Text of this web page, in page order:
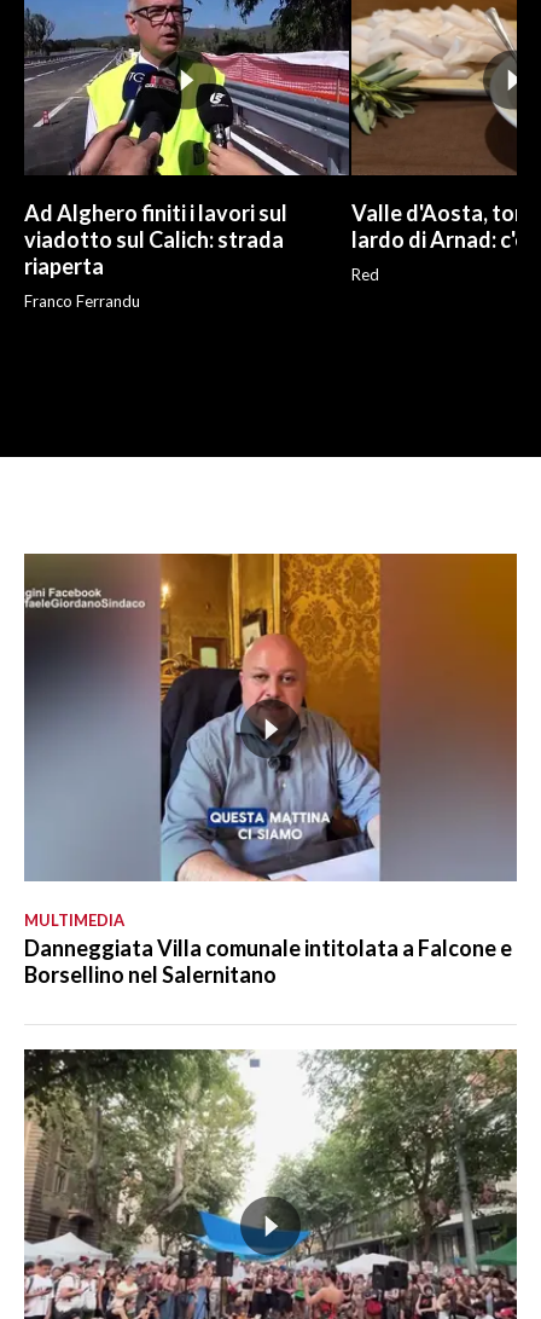
Ad Alghero finiti i lavori sul
viadotto sul Calich: strada
riaperta
Franco Ferrandu
Valle d'Aosta,
lardo di Arnad: c'è
Red
MULTIMEDIA
Danneggiata Villa comunale intitolata a Falcone e
Borsellino nel Salernitano